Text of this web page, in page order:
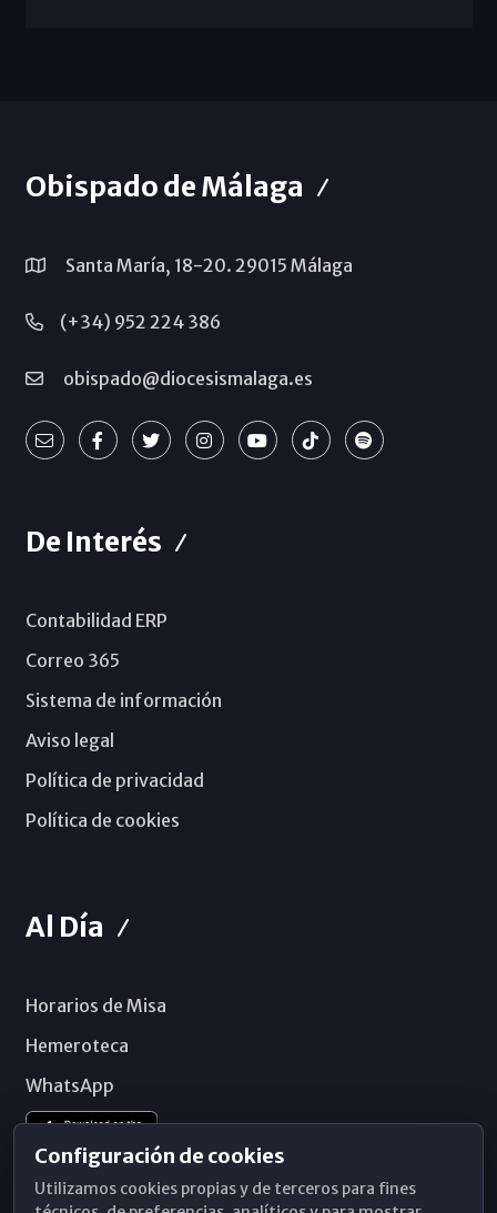
Obispado de Málaga
Santa María, 18-20. 29015 Málaga
(+34) 952 224 386
obispado@diocesismalaga.es
De Interés
Contabilidad ERP
Correo 365
Sistema de información
Aviso legal
Política de privacidad
Política de cookies
Al Día
Horarios de Misa
Hemeroteca
WhatsApp
Configuración de cookies
Utilizamos cookies propias y de terceros para fines